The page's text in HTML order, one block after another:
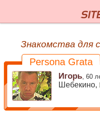
Знакомства для
Persona Grata
Игорь ,60
Шебекино,